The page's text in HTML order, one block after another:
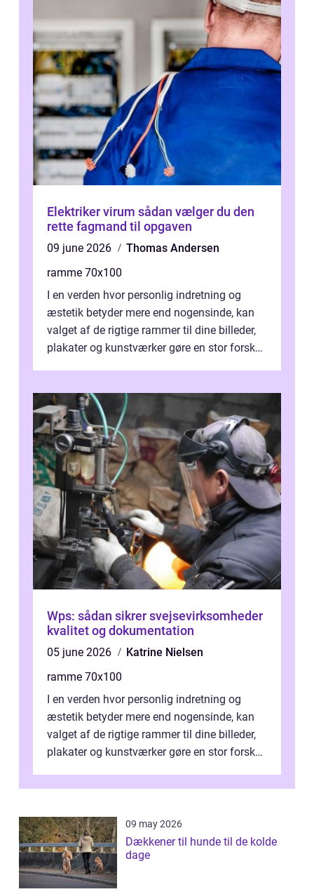
Elektriker virum sådan vælger du den
rette fagmand til opgaven
09 june 2026
Thomas Andersen
ramme 70x100
I en verden hvor personlig indretning og
æstetik betyder mere end nogensinde, kan
valget af de rigtige rammer til dine billeder,
plakater og kunstværker gøre en stor forskel.
Wps: sådan sikrer svejsevirksomheder
kvalitet og dokumentation
05 june 2026
Katrine Nielsen
ramme 70x100
I en verden hvor personlig indretning og
æstetik betyder mere end nogensinde, kan
valget af de rigtige rammer til dine billeder,
plakater og kunstværker gøre en stor forskel.
09 may 2026
Dækkener til hunde til de kolde
dage